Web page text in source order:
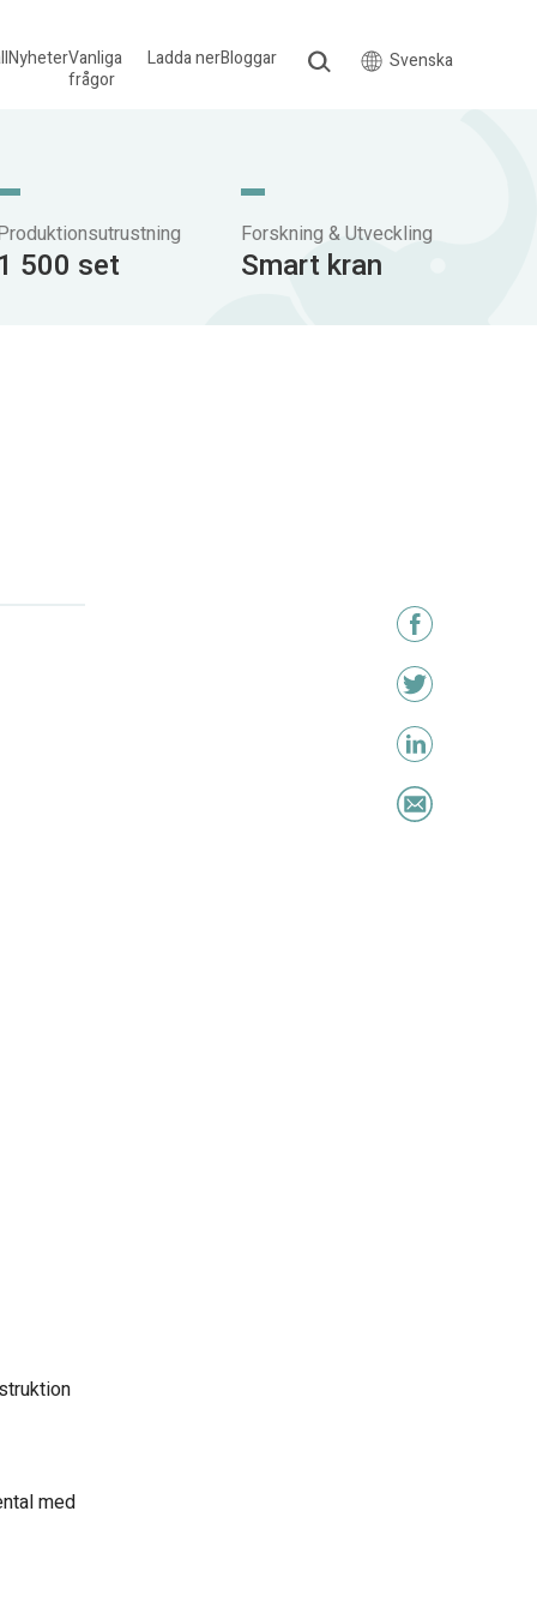
NyheterVanliga
frågor
Ladda nerBloggar Svenska
1 500 set
Forskning & Utveckling
Smart kran
med